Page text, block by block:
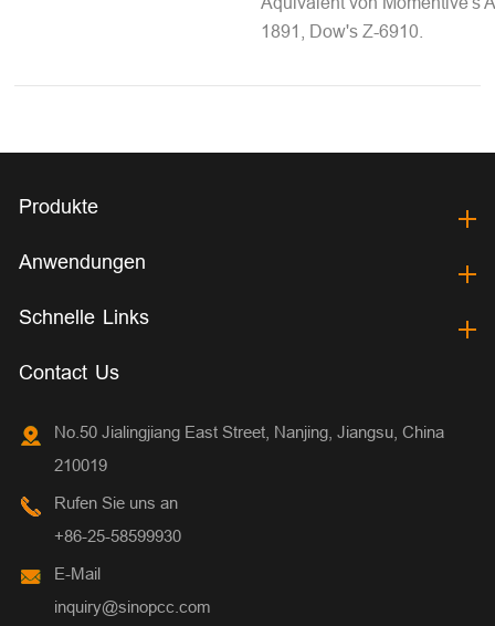
1891, Dow's Z-6910.
Produkte
Anwendungen
Schnelle Links
Contact Us
No.50 Jialingjiang East Street, Nanjing, Jiangsu, China
210019
Rufen Sie uns an
+86-25-58599930
E-Mail
inquiry@sinopcc.com